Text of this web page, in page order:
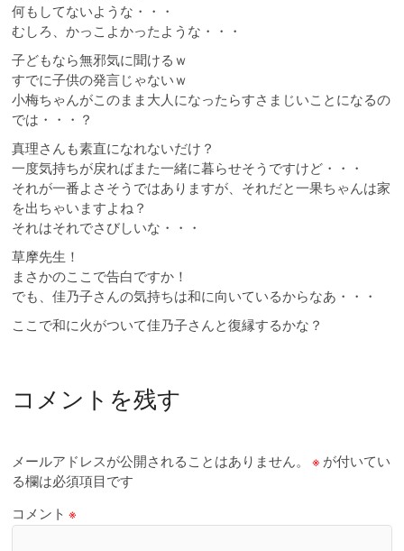
何もしてないような・・・
むしろ、かっこよかったような・・・
子どもなら無邪気に聞けるｗ
すでに子供の発言じゃないｗ
小梅ちゃんがこのまま大人になったらすさまじいことになるの
では・・・？
真理さんも素直になれないだけ？
一度気持ちが戻ればまた一緒に暮らせそうですけど・・・
それが一番よさそうではありますが、それだと一果ちゃんは家
を出ちゃいますよね？
それはそれでさびしいな・・・
草摩先生！
まさかのここで告白ですか！
でも、佳乃子さんの気持ちは和に向いているからなあ・・・
ここで和に火がついて佳乃子さんと復縁するかな？
コメントを残す
メールアドレスが公開されることはありません。 ※ が付いてい
る欄は必須項目です
コメント※